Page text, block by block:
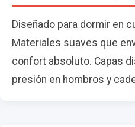
Diseñado para dormir en
Materiales suaves que
confort absoluto. Capas
presión en hombros y